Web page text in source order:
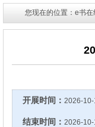
您现在的位置：e书在线
开展时间： 2026-10-
结束时间： 2026-10-